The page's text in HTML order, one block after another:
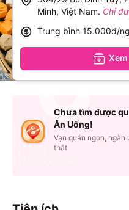
Minh, Việt Nam. Chỉ
Trung bình 15.000đ/
Chưa tìm được
Ăn Uống!
Vạn quán ngon,
thật